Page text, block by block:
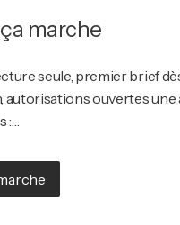
marche
seule, premier brief
autorisations ouvertes une
:…